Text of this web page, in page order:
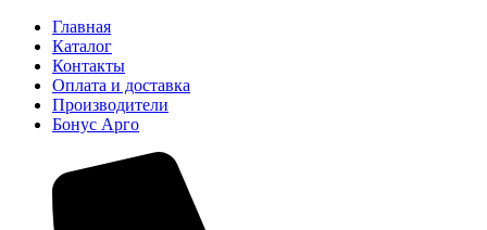
Главная
Каталог
Контакты
Оплата и доставка
Производители
Бонус Арго